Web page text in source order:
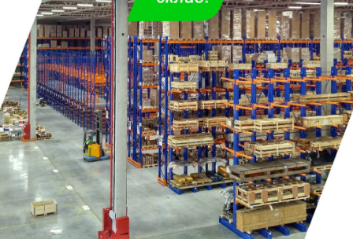
Укажите из какого вы
города
Астана